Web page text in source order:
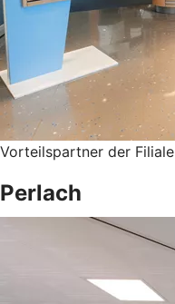
Vorteilspartner der Filiale
Perlach